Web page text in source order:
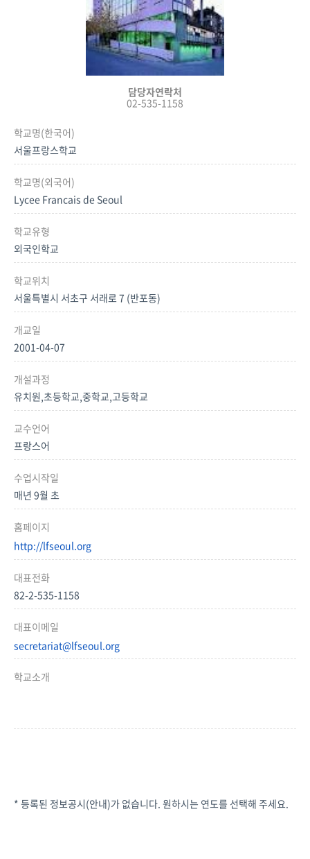
담당자연락처
02-535-1158
학교명(한국어)
서울프랑스학교
학교명(외국어)
Lycee Francais de Seoul
학교유형
외국인학교
학교위치
서울특별시 서초구 서래로 7 (반포동)
개교일
2001-04-07
개설과정
유치원,초등학교,중학교,고등학교
교수언어
프랑스어
수업시작일
매년 9월 초
홈페이지
http://lfseoul.org
대표전화
82-2-535-1158
대표이메일
secretariat@lfseoul.org
학교소개
* 등록된 정보공시(안내)가 없습니다. 원하시는 연도를 선택해 주세요.